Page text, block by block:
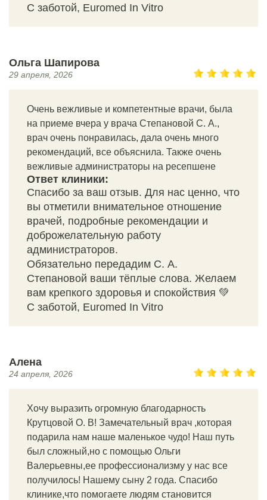
С заботой, Euromed In Vitro
Ольга Шапирова
29 апреля, 2026
Очень вежливые и компетентные врачи, была
на приеме вчера у врача Степановой С. А.,
врач очень понравилась, дала очень много
рекомендаций, все объяснила. Также очень
вежливые администраторы на ресепшене
Ответ клиники:
Спасибо за ваш отзыв. Для нас ценно, что
вы отметили внимательное отношение
врачей, подробные рекомендации и
доброжелательную работу
администраторов.
Обязательно передадим С. А.
Степановой ваши тёплые слова. Желаем
вам крепкого здоровья и спокойствия 💚
С заботой, Euromed In Vitro
Алена
24 апреля, 2026
Хочу выразить огромную благодарность
Крутцовой О. В! Замечательный врач ,которая
подарила нам наше маленькое чудо! Наш путь
был сложный,но с помощью Ольги
Валерьевны,ее профессионализму у нас все
получилось! Нашему сыну 2 года. Спасибо
клинике,что помогаете людям становится